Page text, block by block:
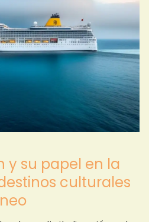
y su papel en la
culturales